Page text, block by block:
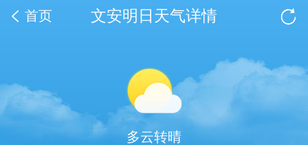
文安明日天气详情
首页
多云转晴